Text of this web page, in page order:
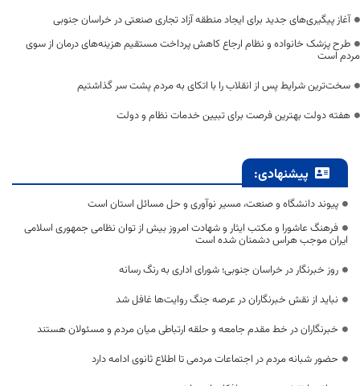
آغاز پیگیری‌های جدید برای ایجاد منطقه آزاد تجاری صنعتی در خراسان جنوبی
طرح پزشک خانواده و نظام ارجاع کاهش پرداخت مستقیم هزینه‌های درمان از سوی
مردم است
سخت‌ترین شرایط پس از انقلاب را با اتکای به مردم پشت سر گذاشتیم
هفته دولت بهترین فرصت برای تبیین خدمات نظام و دولت
پیشنهادی:
پیوند دانشگاه و صنعت، مسیر نوآوری و حل مسائل استان است
فرهنگ عاشورا و مکتب ایثار و شهادت امروز بیش از توان نظامی جمهوری اسلامی
ایران موجب هراس دشمنان شده است
روز خبرنگار در خراسان جنوبی؛ شورای اداری به رنگ رسانه
نباید از نقش خبرنگاران در عرصه جنگ روایت‌ها غافل شد
خبرنگاران در خط مقدم جامعه و حلقه ارتباطی میان مردم و مسئولان هستند
حضور شبانه مردم در اجتماعات مردمی تا اطلاع ثانوی ادامه دارد